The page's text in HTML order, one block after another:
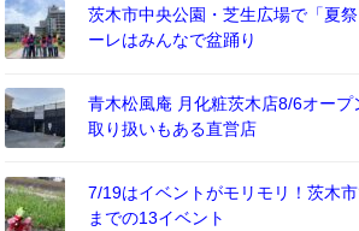
茨木市中央公園・芝生広場で「夏
ーレはみんなで盆踊り
青木松風庵 月化粧茨木店8/6オー
取り扱いもある直営店
7/19はイベントがモリモリ！茨木
までの13イベント